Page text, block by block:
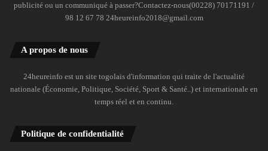
publicité ou un communiqué à passer?Contactez-nous(00228) 70171191 /
98 12 67 78 24heureinfo2018@gmail.com
A propos de nous
24heureinfo est un site togolais d'information qui traite de l'actualité
nationale (Économie, Politique, Société, Sport & Santé..) et internationale en
temps réel et en continu.
Politique de confidentialité